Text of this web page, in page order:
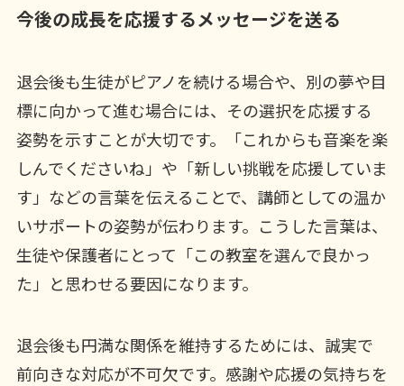
今後の成長を応援するメッセージを送る
退会後も生徒がピアノを続ける場合や、別の夢や目
標に向かって進む場合には、その選択を応援する
姿勢を示すことが大切です。「これからも音楽を楽
しんでくださいね」や「新しい挑戦を応援していま
す」などの言葉を伝えることで、講師としての温か
いサポートの姿勢が伝わります。こうした言葉は、
生徒や保護者にとって「この教室を選んで良かっ
た」と思わせる要因になります。
退会後も円満な関係を維持するためには、誠実で
前向きな対応が不可欠です。感謝や応援の気持ちを